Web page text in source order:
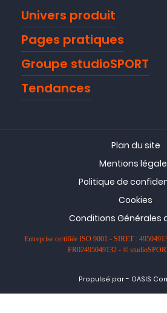
Univers produit
Pages pratiques
Groupe studioSPORT
Tendances
Plan du site
Mentions
Politique de
Cookies
Conditions Générales
Entreprise certifiée ISO 9001 - SIRET :
FR02495049132 - ©
Propulsé par- OASIS